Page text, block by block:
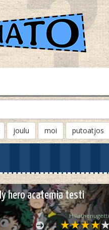
joulu moi putoatjos
hero acatemia testi
Hillathenugetti